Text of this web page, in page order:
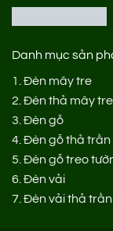
Danh mục sản
1. Đèn mây tre
2. Đèn thả mây tre
3. Đèn gỗ
4. Đèn gỗ thả trần
5. Đèn gỗ treo
6. Đèn vải
7. Đèn vải thả trần